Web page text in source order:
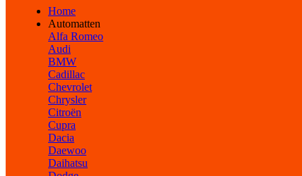
Home
Automatten
Alfa Romeo
Audi
BMW
Cadillac
Chevrolet
Chrysler
Citroën
Cupra
Dacia
Daewoo
Daihatsu